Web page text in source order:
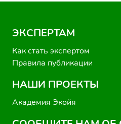
ЭКСПЕРТАМ
Как стать экспертом
Правила публикации
НАШИ ПРОЕКТЫ
Академия Экойя